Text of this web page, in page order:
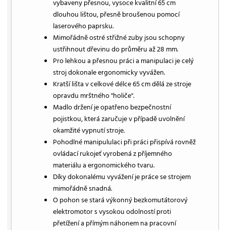
vybaveny přesnou, vysoce kvalitní 65 cm
dlouhou lištou, přesně broušenou pomocí
laserového paprsku.
Mimořádně ostré střižné zuby jsou schopny
ustřihnout dřevinu do průměru až 28 mm.
Pro lehkou a přesnou práci a manipulaci je celý
stroj dokonale ergonomicky vyvážen.
Kratší lišta v celkové délce 65 cm dělá ze stroje
opravdu mrštného "holiče".
Madlo držení je opatřeno bezpečnostní
pojistkou, která zaručuje v případě uvolnění
okamžité vypnutí stroje.
Pohodlné manipululaci při práci přispívá rovněž
ovládací rukojeť vyrobená z příjemného
materiálu a ergonomického tvaru.
Díky dokonalému vyvážení je práce se strojem
mimořádně snadná.
O pohon se stará výkonný bezkomutátorový
elektromotor s vysokou odolností proti
přetížení a přímým náhonem na pracovní